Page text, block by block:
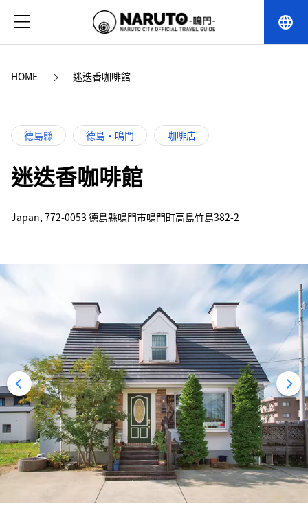
language
HOME 迷迭香咖啡館
德島縣 德島・鳴門 咖啡店
迷迭香咖啡館
Japan, 772-0053 德島縣鳴門市鳴門町高島竹島382-2